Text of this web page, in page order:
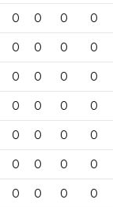
0 0 0 0
0 0 0 0
0 0 0 0
0 0 0 0
0 0 0 0
0 0 0 0
0 0 0 0